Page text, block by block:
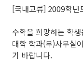
[국내교류] 2009학년
수학을 희망하는 학
대학 학과(부)사무실
기 바랍니다.